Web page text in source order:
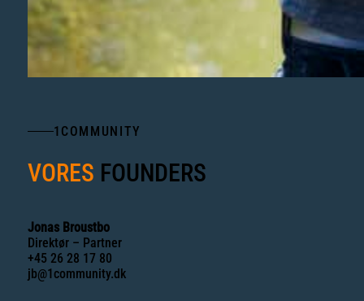
1COMMUNITY
VORES FOUNDERS
Jonas Broustbo
Direktør – Partner
+45 26 28 17 80
jb@1community.dk